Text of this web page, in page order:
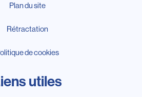
Plan du site
Rétractation
de cookies
utiles